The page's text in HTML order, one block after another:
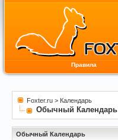
Правила
Foxter.ru > Календарь
Обычный Календарь
Обычный Календарь